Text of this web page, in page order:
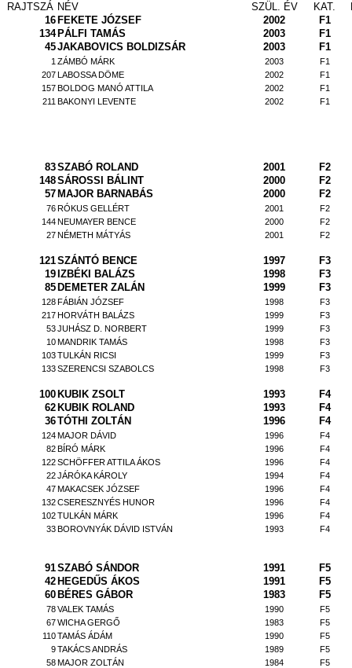
RAJTSZÁ NÉV SZÜL. ÉV KAT.
16 FEKETE JÓZSEF 2002
F1
134 PÁLFI TAMÁS 2003
F1
45JAKABOVICS BOLDIZSÁR 2003 F1
1 ZÁMBÓ MÁRK 2003
F1
207LABOSSA DÖME 2002
F1
157BOLDOG MANÓ ATTILA 2002
F1
211 BAKONYI LEVENTE 2002 F1
83SZABÓ ROLAND 2001
F2
148SÁROSSI BÁLINT 2000
F2
57 MAJOR BARNABÁS 2000 F2
76RÓKUS GELLÉRT 2001
F2
144NEUMAYER BENCE 2000
F2
27NÉMETH MÁTYÁS 2001 F2
121SZÁNTÓ BENCE 1997
F3
19 IZBÉKI BALÁZS 1998
F3
85 DEMETER ZALÁN 1999 F3
128FÁBIÁN JÓZSEF 1998
F3
217HORVÁTH BALÁZS 1999
F3
53JUHÁSZ D. NORBERT 1999
F3
10MANDRIK TAMÁS 1998
F3
103TULKÁN RICSI 1999
F3
133SZERENCSI SZABOLCS 1998 F3
100 KUBIK ZSOLT 1993
F4
62 KUBIK ROLAND 1993
F4
36TÓTHI ZOLTÁN 1996 F4
124MAJOR DÁVID 1996
F4
82BÍRÓ MÁRK 1996
F4
122SCHÖFFER ATTILA ÁKOS 1996
F4
22JÁRÓKA KÁROLY 1994
F4
47MAKACSEK JÓZSEF 1996
F4
132CSERESZNYÉS HUNOR 1996
F4
102TULKÁN MÁRK 1996
F4
33BOROVNYÁK DÁVID ISTVÁN 1993 F4
91SZABÓ SÁNDOR 1991
F5
42 HEGEDŰS ÁKOS 1991
F5
60 BÉRES GÁBOR 1983 F5
78VALEK TAMÁS 1990
F5
67WICHA GERGŐ 1983
F5
110TAMÁS ÁDÁM 1990
F5
9TAKÁCS ANDRÁS 1989
F5
58MAJOR ZOLTÁN 1984
F5